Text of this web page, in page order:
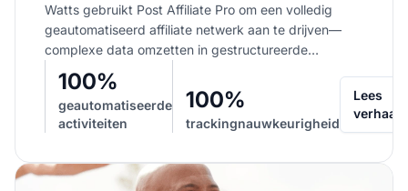
Affiliate Pro
Watts gebruikt Post Affiliate Pro om een volledig
geautomatiseerd affiliate netwerk aan te drijven—
complexe data omzetten in gestructureerde
inzichten en een 'reddingslijn' van ondersteuning
bieden...
100%
geautomatiseerde
activiteiten
100%
trackingnauwkeurigheid
Lees
verhaal